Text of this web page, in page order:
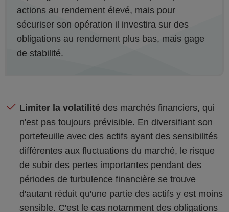
actions au rendement élevé, mais pour
sécuriser son opération il investira sur des
obligations au rendement plus bas, mais gage
de stabilité.
Limiter la volatilité des marchés financiers, qui
n'est pas toujours prévisible. En diversifiant son
portefeuille avec des actifs ayant des sensibilités
différentes aux fluctuations du marché, le risque
de subir des pertes importantes pendant des
périodes de turbulence financière se trouve
d'autant réduit qu'une partie des actifs y est moins
sensible. C'est le cas notamment des obligations